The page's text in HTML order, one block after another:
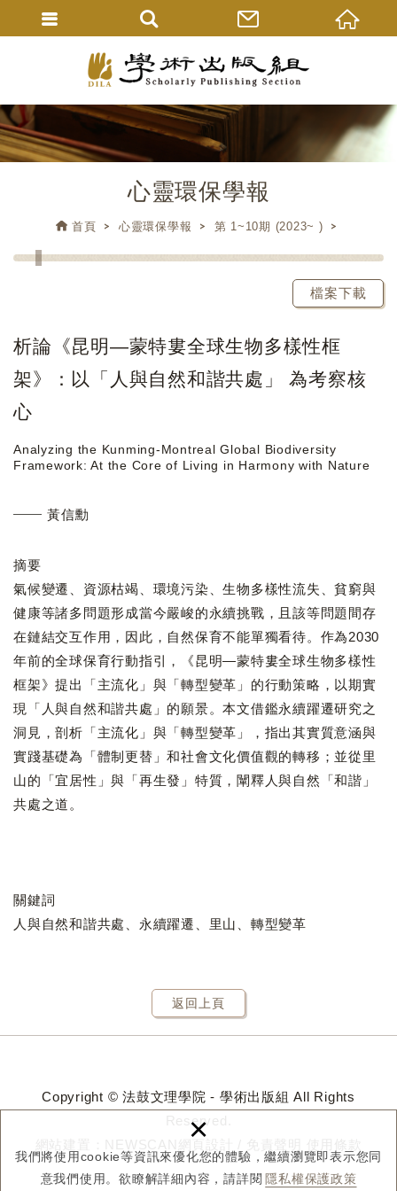
我們將使用cookie等資訊來優化您的體驗，繼續瀏覽即表示您同
意我們使用。欲瞭解詳細內容，請詳閱 隱私權保護政策
×
心靈環保學報
首頁 心靈環保學報 第 1~10期 (2023~ )
檔案下載
析論《昆明—蒙特婁全球生物多樣性框
架》：以「人與自然和諧共處」 為考察核
心
Analyzing the Kunming-Montreal Global Biodiversity
Framework: At the Core of Living in Harmony with Nature
黃信勳
摘要
氣候變遷、資源枯竭、環境污染、生物多樣性流失、貧窮與
健康等諸多問題形成當今嚴峻的永續挑戰，且該等問題間存
在鏈結交互作用，因此，自然保育不能單獨看待。作為2030
年前的全球保育行動指引，《昆明—蒙特婁全球生物多樣性
框架》提出「主流化」與「轉型變革」的行動策略，以期實
現「人與自然和諧共處」的願景。本文借鑑永續躍遷研究之
洞見，剖析「主流化」與「轉型變革」，指出其實質意涵與
實踐基礎為「體制更替」和社會文化價值觀的轉移；並從里
山的「宜居性」與「再生發」特質，闡釋人與自然「和諧」
共處之道。
關鍵詞
人與自然和諧共處、永續躍遷、里山、轉型變革
返回上頁
Copyright © 法鼓文理學院 - 學術出版組 All Rights
Reserved.